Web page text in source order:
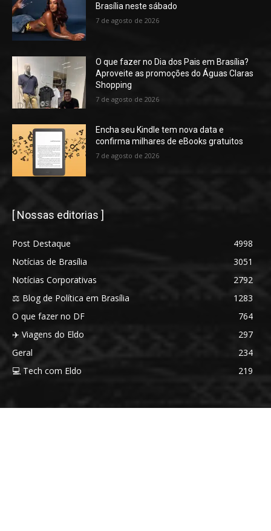
Brasília neste sábado
7 de agosto de 2026
O que fazer no Dia dos Pais em Brasília?
Aproveite as promoções do Águas Claras
Shopping
7 de agosto de 2026
Encha seu Kindle tem nova data e
confirma milhares de eBooks gratuitos
7 de agosto de 2026
[ Nossas editorias ]
Post Destaque
4998
Notícias de Brasília
3051
Notícias Corporativas
2792
⚖️ Blog de Política em Brasília
1283
O que fazer no DF
764
✈️ Viagens do Eldo
297
Geral
234
💻 Tech com Eldo
219